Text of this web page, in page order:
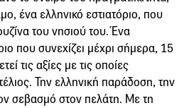
ένα ελληνικό εστιατόριο, που
του νησιού του. Ένα
που συνεχίζει μέχρι σήμερα, 15
τις αξίες με τις οποίες
Την ελληνική παράδοση, την
σεβασμό στον πελάτη. Με τη